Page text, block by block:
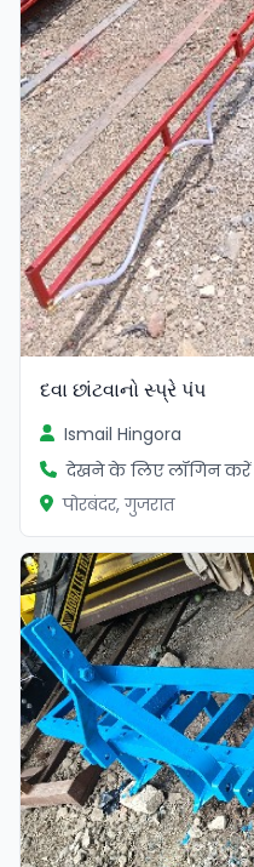
દવા છાંટવાનો સ્પ્રે પંપ
Ismail Hingora
देखने के लिए लॉगिन करें
पोरबंदर, गुजरात